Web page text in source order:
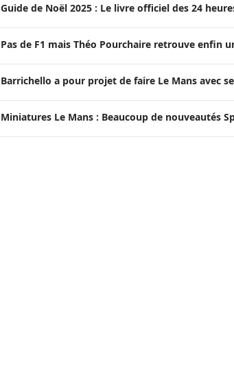
Guide de Noël 2025 : Le livre officiel des 24
Pas de F1 mais Théo Pourchaire retrouve enfin
Barrichello a pour projet de faire Le Mans avec
Miniatures Le Mans : Beaucoup de nouveautés